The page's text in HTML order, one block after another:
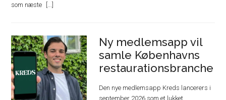
som næste
Ny medlemsapp vil
samle Københavns
restaurationsbranche
Den nye medlemsapp Kreds lancerers i
september 2026 som et lukket